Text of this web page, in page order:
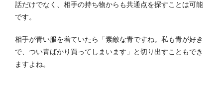
話だけでなく、相手の持ち物からも共通点を探すことは可能
です。
相手が青い服を着ていたら「素敵な青ですね。私も青が好き
で、つい青ばかり買ってしまいます」と切り出すこともでき
ますよね。